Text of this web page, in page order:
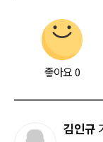
좋아요0
김인규